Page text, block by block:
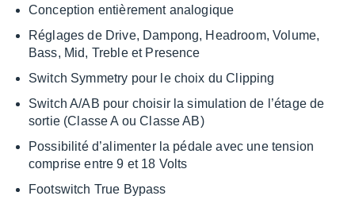
Concep­tion entiè­re­ment analo­gique
Réglages de Drive, Dampong, Headroom, Volume,
Bass, Mid, Treble et Presence
Switch Symme­try pour le choix du Clip­ping
Switch A/AB pour choi­sir la simu­la­tion de l’étage de
sortie (Classe A ou Classe AB)
Possi­bi­lité d’ali­men­ter la pédale avec une tension
comprise entre 9 et 18 Volts
Foots­witch True Bypass